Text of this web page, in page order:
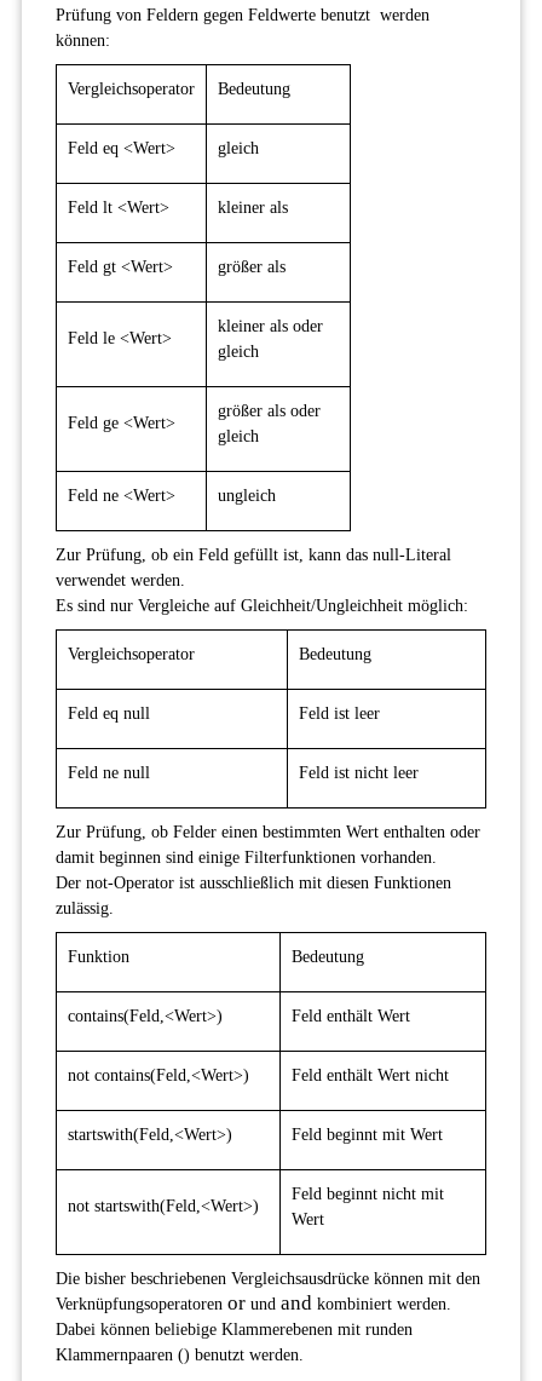
Prüfung von Feldern gegen Feldwerte benutzt werden
können:
Vergleichsoperator Bedeutung
Feld eq <Wert> gleich
Feld lt <Wert> kleiner als
Feld gt <Wert> größer als
Feld le <Wert>
kleiner als oder
gleich
Feld ge <Wert>
größer als oder
gleich
Feld ne <Wert> ungleich
Zur Prüfung, ob ein Feld gefüllt ist, kann das null-Literal
verwendet werden.
Es sind nur Vergleiche auf Gleichheit/Ungleichheit möglich:
Vergleichsoperator Bedeutung
Feld eq null Feld ist leer
Feld ne null Feld ist nicht leer
Zur Prüfung, ob Felder einen bestimmten Wert enthalten oder
damit beginnen sind einige Filterfunktionen vorhanden.
Der not-Operator ist ausschließlich mit diesen Funktionen
zulässig.
Funktion Bedeutung
contains(Feld,<Wert>) Feld enthält Wert
not contains(Feld,<Wert>) Feld enthält Wert nicht
startswith(Feld,<Wert>) Feld beginnt mit Wert
not startswith(Feld,<Wert>)
Feld beginnt nicht mit
Wert
Die bisher beschriebenen Vergleichsausdrücke können mit den
Verknüpfungsoperatoren or und and kombiniert werden.
Dabei können beliebige Klammerebenen mit runden
Klammernpaaren () benutzt werden.